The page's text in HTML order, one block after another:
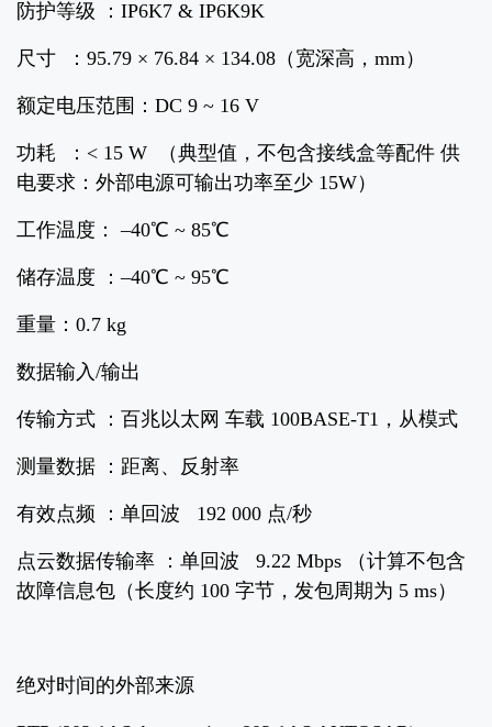
防护等级 ：IP6K7 & IP6K9K
尺寸 ：95.79 × 76.84 × 134.08（宽深高，mm）
额定电压范围：DC 9 ~ 16 V
功耗 ：< 15 W （典型值，不包含接线盒等配件 供
电要求：外部电源可输出功率至少 15W）
工作温度： –40℃ ~ 85℃
储存温度 ：–40℃ ~ 95℃
重量：0.7 kg
数据输入/输出
传输方式 ：百兆以太网 车载 100BASE-T1，从模式
测量数据 ：距离、反射率
有效点频 ：单回波 192 000 点/秒
点云数据传输率 ：单回波 9.22 Mbps （计算不包含
故障信息包（长度约 100 字节，发包周期为 5 ms）
绝对时间的外部来源